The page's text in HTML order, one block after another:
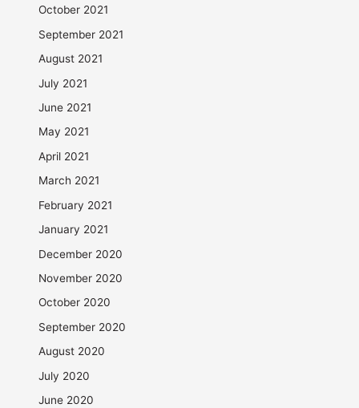
October 2021
September 2021
August 2021
July 2021
June 2021
May 2021
April 2021
March 2021
February 2021
January 2021
December 2020
November 2020
October 2020
September 2020
August 2020
July 2020
June 2020